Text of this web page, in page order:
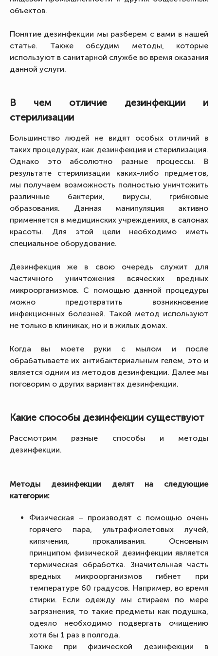
объектов.
Понятие дезинфекции мы разберем с вами в нашей
статье. Также обсудим методы, которые
используют в санитарной службе во время оказания
данной услуги.
В чем отличие дезинфекции и
стерилизации
Большинство людей не видят особых отличий в
таких процедурах, как дезинфекция и стерилизация.
Однако это абсолютно разные процессы. В
результате стерилизации каких-либо предметов,
мы получаем возможность полностью уничтожить
различные бактерии, вирусы, грибковые
образования. Данная манипуляция активно
применяется в медицинских учреждениях, в салонах
красоты. Для этой цели необходимо иметь
специальное оборудование.
Дезинфекция же в свою очередь служит для
частичного уничтожения всяческих вредных
микроорганизмов. С помощью данной процедуры
можно предотвратить возникновение
инфекционных болезней. Такой метод используют
не только в клиниках, но и в жилых домах.
Когда вы моете руки с мылом и после
обрабатываете их антибактериальным гелем, это и
является одним из методов дезинфекции. Далее мы
поговорим о других вариантах дезинфекции.
Какие способы дезинфекции существуют
Рассмотрим разные способы и методы
дезинфекции.
Методы дезинфекции делят на следующие
категории:
Физическая – производят с помощью очень
горячего пара, ультрафиолетовых лучей,
кипячения, прокаливания. Основным
принципом физической дезинфекции является
термическая обработка. Значительная часть
вредных микроорганизмов гибнет при
температуре 60 градусов. Например, во время
стирки. Если одежду мы стираем по мере
загрязнения, то такие предметы как подушка,
одеяло необходимо подвергать очищению
хотя бы 1 раз в полгода.
Также при физической дезинфекции в